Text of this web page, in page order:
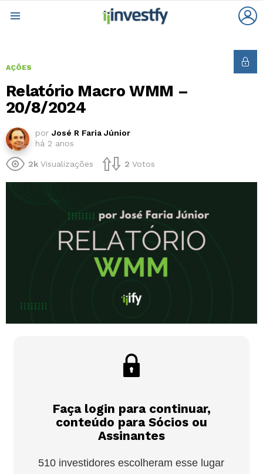
AÇÕES
Relatório Macro WMM –
20/8/2024
por José R Faria Júnior
há 2 anos
2k Visualizações 2 Votos
Faça login para continuar,
conteúdo para Sócios ou
Assinantes
510 investidores escolheram esse lugar